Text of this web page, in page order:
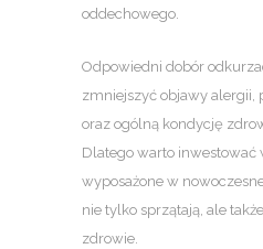
oddechowego.
Odpowiedni dobór
zmniejszyć objawy alergii,
oraz ogólną kondycję
Dlatego warto inwestować
wyposażone w
nie tylko sprzątają, ale
zdrowie.